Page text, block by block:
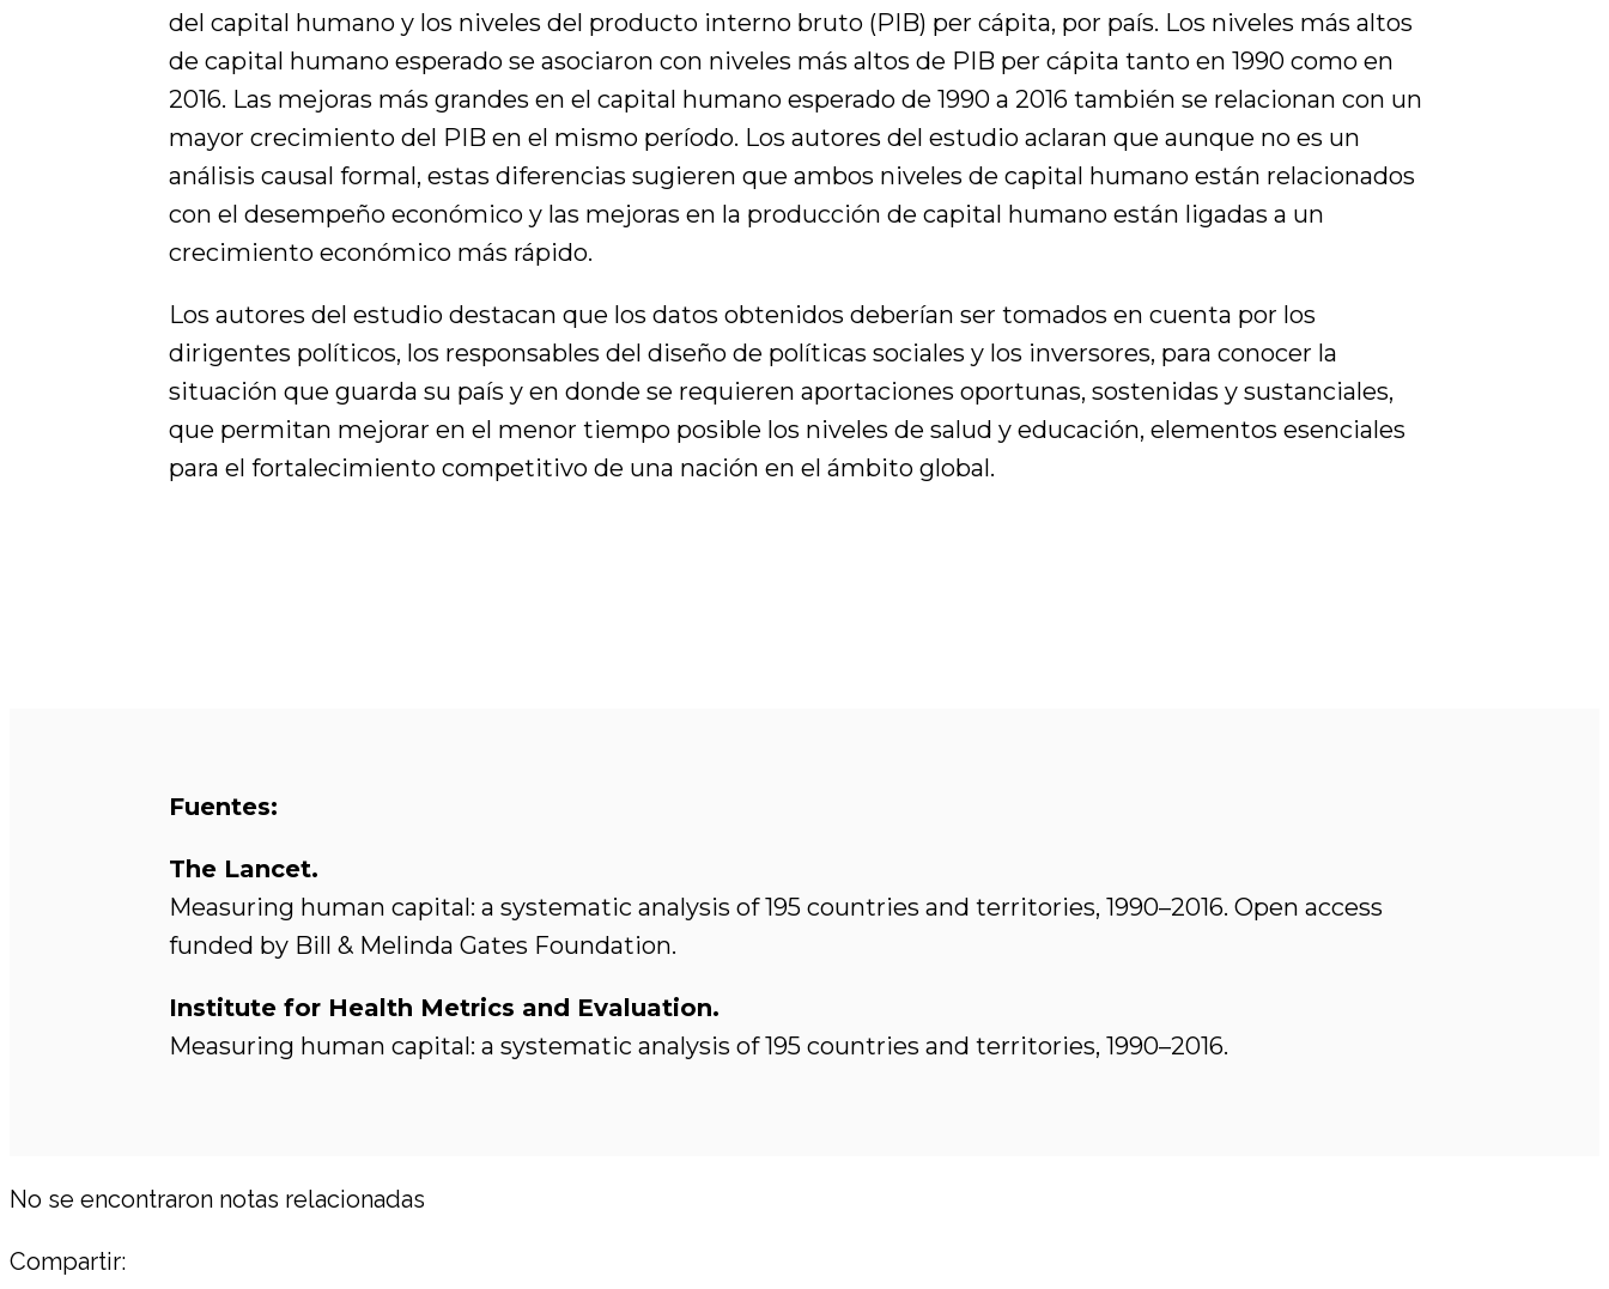
del capital humano y los niveles del producto interno bruto (PIB) per cápita, por país. Los niveles más altos
de capital humano esperado se asociaron con niveles más altos de PIB per cápita tanto en 1990 como en
2016. Las mejoras más grandes en el capital humano esperado de 1990 a 2016 también se relacionan con un
mayor crecimiento del PIB en el mismo período. Los autores del estudio aclaran que aunque no es un
análisis causal formal, estas diferencias sugieren que ambos niveles de capital humano están relacionados
con el desempeño económico y las mejoras en la producción de capital humano están ligadas a un
crecimiento económico más rápido.
Los autores del estudio destacan que los datos obtenidos deberían ser tomados en cuenta por los
dirigentes políticos, los responsables del diseño de políticas sociales y los inversores, para conocer la
situación que guarda su país y en donde se requieren aportaciones oportunas, sostenidas y sustanciales,
que permitan mejorar en el menor tiempo posible los niveles de salud y educación, elementos esenciales
para el fortalecimiento competitivo de una nación en el ámbito global.
Fuentes:
The Lancet.
Measuring human capital: a systematic analysis of 195 countries and territories, 1990–2016. Open access
funded by Bill & Melinda Gates Foundation.
Institute for Health Metrics and Evaluation.
Measuring human capital: a systematic analysis of 195 countries and territories, 1990–2016.
No se encontraron notas relacionadas
Compartir: